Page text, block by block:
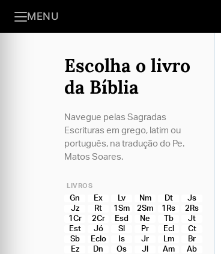
MENU
Escolha o livro
da Bíblia
Navegue pelas Sagradas
Escrituras em grego, latim ou
português, na tradução do Pe.
Matos Soares.
LIVROS
Gn Ex Lv Nm Dt
Js
Jz
Rt 1Sm 2Sm 1Rs
2Rs
1Cr
2Cr Esd Ne Tb
Jt
Est
Jó Sl Pr Ecl
Ct
Sb
Eclo Is Jr Lm
Br
Ez
Dn Os Jl Am
Ab